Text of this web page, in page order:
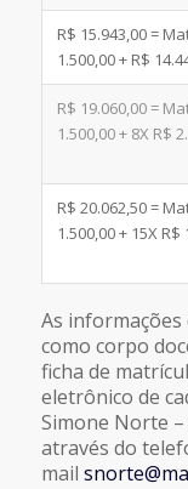
R$ 15.943,00 =
1.500,00 + R$
R$ 19.060,00 =
1.500,00 + 8X R$
R$ 20.062,50 =
1.500,00 + 15X R$
As
como corpo
ficha de
eletrônico de
Simone Norte
através do
mail